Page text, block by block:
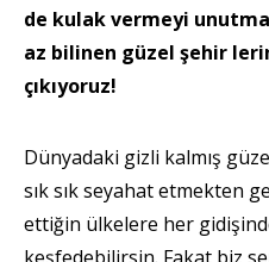
de kulak vermeyi
az bilinen güzel şehir
çıkıyoruz!
Dünyadaki gizli kalmış
sık sık seyahat etmekten
ettiğin ülkelere her
keşfedebilirsin. Fakat biz